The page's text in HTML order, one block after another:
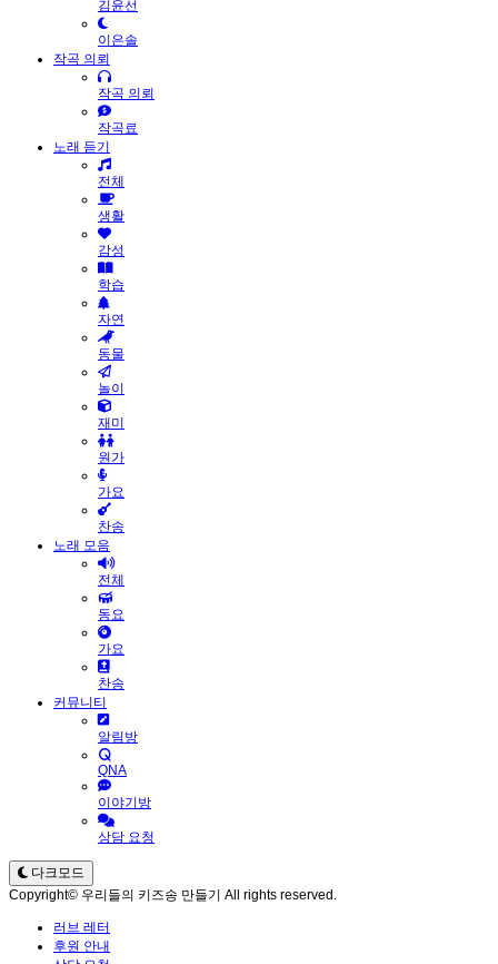
김윤선
이은솔
작곡 의뢰
작곡 의뢰
작곡료
노래 듣기
전체
생활
감성
학습
자연
동물
놀이
재미
원가
가요
찬송
노래 모음
전체
동요
가요
찬송
커뮤니티
알림방
QNA
이야기방
상담 요청
다크모드
Copyright© 우리들의 키즈송 만들기 All rights reserved.
러브 레터
후원 안내